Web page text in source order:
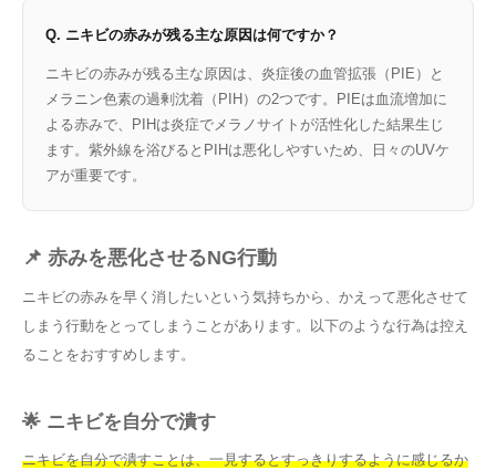
Q. ニキビの赤みが残る主な原因は何ですか？
ニキビの赤みが残る主な原因は、炎症後の血管拡張（PIE）と
メラニン色素の過剰沈着（PIH）の2つです。PIEは血流増加に
よる赤みで、PIHは炎症でメラノサイトが活性化した結果生じ
ます。紫外線を浴びるとPIHは悪化しやすいため、日々のUVケ
アが重要です。
📌 赤みを悪化させるNG行動
ニキビの赤みを早く消したいという気持ちから、かえって悪化させて
しまう行動をとってしまうことがあります。以下のような行為は控え
ることをおすすめします。
🌟 ニキビを自分で潰す
ニキビを自分で潰すことは、一見するとすっきりするように感じるか